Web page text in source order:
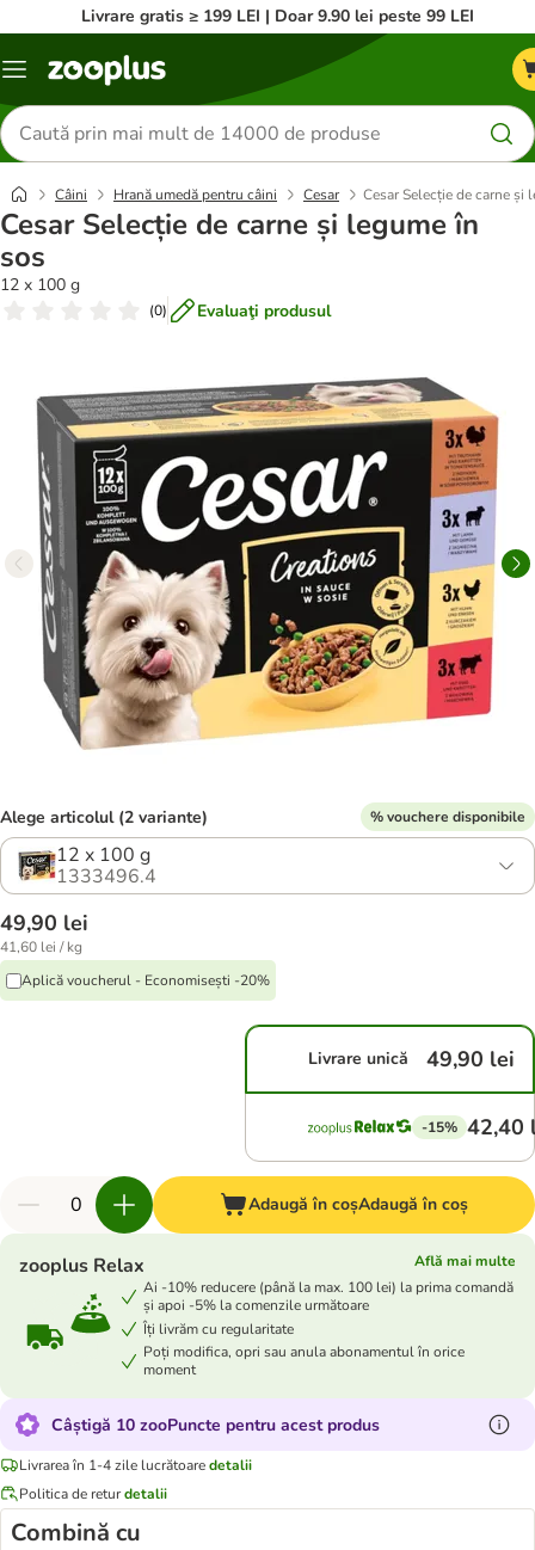
Livrare gratis ≥ 199 LEI | Doar 9.90 lei peste 99 LEI
Categorii
Căutare
produse
Câini Hrană umedă pentru câini Cesar Cesar Selecție de carne și
Cesar Selecție de carne și legume în
sos
12 x 100 g
(0) Evaluaţi produsul
Alege articolul (2 variante) % vouchere disponibile
12 x 100 g
1333496.4
49,90 lei
41,60 lei / kg
Aplică voucherul - Economisești -20%
Livrare unică 49,90 lei
-15% 42,40
Adaugă în coșAdaugă în coș
zooplus Relax
Află mai multe
Ai -10% reducere (până la max. 100 lei) la prima comandă
și apoi -5% la comenzile următoare
Îți livrăm cu regularitate
Poți modifica, opri sau anula abonamentul în orice
moment
Câștigă 10 zooPuncte pentru acest produs
Livrarea în 1-4 zile lucrătoaredetalii
Politica de returdetalii
Combină cu